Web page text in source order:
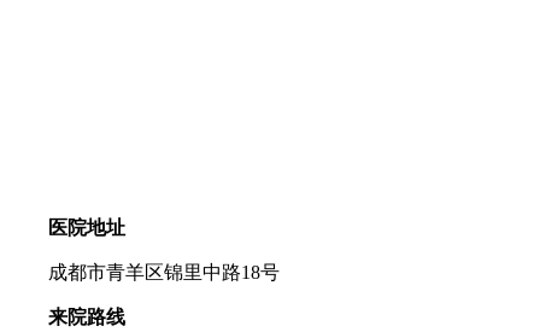
医院地址
成都市青羊区锦里中路18号
来院路线